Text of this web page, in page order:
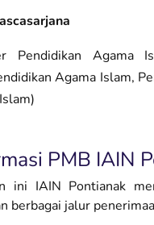
Pendidikan Agama
Agama Islam,
PMB IAIN
ini IAIN Pontianak
berbagai jalur